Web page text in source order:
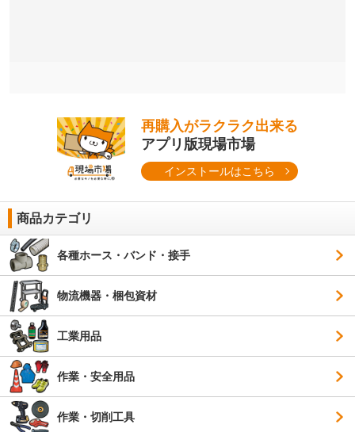
再購入がラクラク出来る
アプリ版現場市場
インストールはこちら
商品カテゴリ
各種ホース・バンド・接手
物流機器・梱包資材
工業用品
作業・安全用品
作業・切削工具